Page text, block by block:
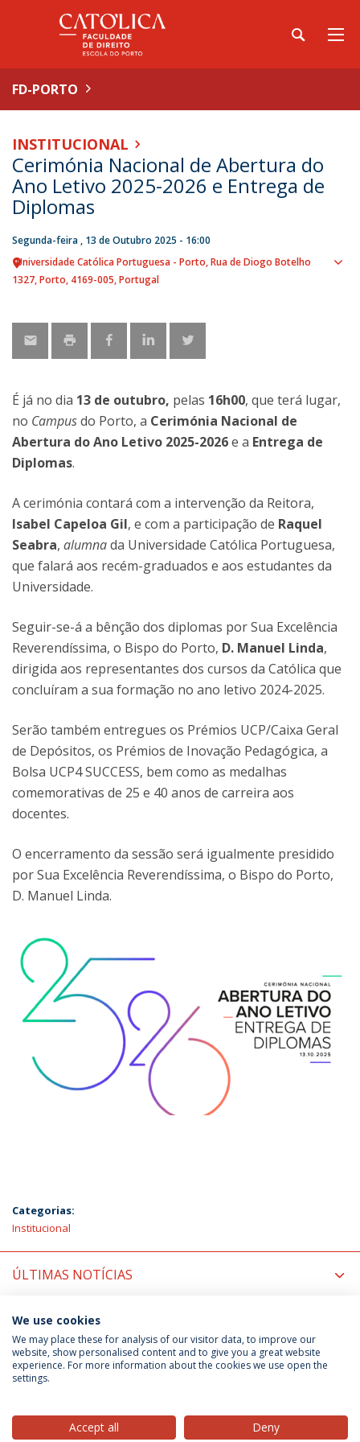
FD-PORTO
INSTITUCIONAL
Cerimónia Nacional de Abertura do
Ano Letivo 2025-2026 e Entrega de
Diplomas
Segunda-feira , 13 de Outubro 2025 - 16:00
Universidade Católica Portuguesa - Porto Rua de Diogo Botelho
1327 Porto 4169-005 Portugal
É já no dia 13 de outubro, pelas 16h00, que terá lugar,
no Campusdo Porto, a Cerimónia Nacional de
Abertura doAno Letivo 2025-2026e a Entrega de
Diplomas.
A cerimónia contará com a intervenção da Reitora,
Isabel Capeloa Gil, e com a participação de Raquel
Seabra, alumnada Universidade Católica Portuguesa,
que falará aos recém-graduados e aos estudantes da
Universidade.
Seguir-se-á a bênção dos diplomas por Sua Excelência
Reverendíssima, o Bispo do Porto, D. Manuel Linda,
dirigida aos representantes dos cursos da Católica que
concluíram a sua formação no ano letivo 2024-2025.
Serão também entregues os Prémios UCP/Caixa Geral
de Depósitos, os Prémios de Inovação Pedagógica, a
Bolsa UCP4 SUCCESS, bem como as medalhas
comemorativas de 25 e 40 anos de carreira aos
docentes.
O encerramento da sessão será igualmente presidido
por Sua Excelência Reverendíssima, o Bispo do Porto,
D. Manuel Linda.
Categorias:
Institucional
ÚLTIMAS NOTÍCIAS
PRÓXIMOS EVENTOS
Política de Privacidade
Termos & Condições
We use cookies
We may place these for analysis of our visitor data, to improve our
website, show personalised content and to give you a great website
experience. For more information about the cookies we use open the
settings.
Accept all Deny